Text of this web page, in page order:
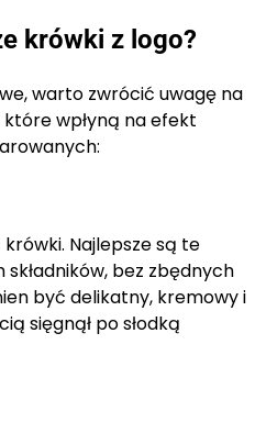
krówki z logo?
warto zwrócić uwagę na
wpłyną na efekt
Najlepsze są te
bez zbędnych
być delikatny, kremowy i
sięgnął po słodką